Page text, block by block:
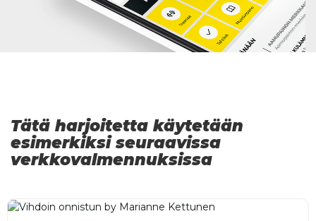
Tätä harjoitetta käytetään
esimerkiksi seuraavissa
verkkovalmennuksissa